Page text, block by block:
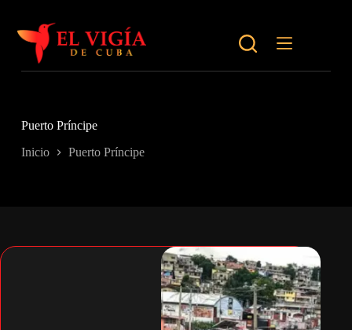
contenido
Puerto Príncipe
Inicio Puerto Príncipe